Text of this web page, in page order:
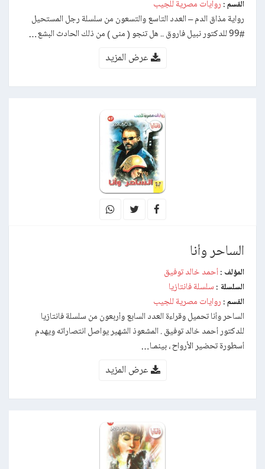
القسم : روايات مصرية للجيب
رواية مذاق الدم – العدد التاسع والتسعون من سلسلة رجل المستحيل
#99 للدكتور نبيل فاروق .. هل تنجو ( منى ) من ذلك الحادث البشع…
عرض المزيد
الساحر وأنا
المؤلف : أحمد خالد توفيق
السلسلة : سلسلة فانتازيا
القسم : روايات مصرية للجيب
الساحر وأنا تحميل وقراءة العدد السابع وأربعون من سلسلة فانتازيا
للدكتور أحمد خالد توفيق . المشعوذ الشهير يواصل انتصاراته ويهدم
أسطورة تحضير الأرواح ، بينمـا…
عرض المزيد